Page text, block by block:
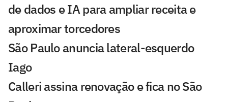
de dados e IA para ampliar receita e
aproximar torcedores
São Paulo anuncia lateral-esquerdo
Iago
Calleri assina renovação e fica no São